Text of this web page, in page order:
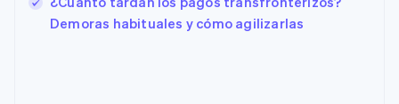
Demoras habituales y cómo agilizarlas
Francia